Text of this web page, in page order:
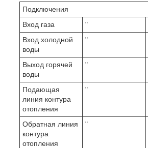
Подключения
Вход газа
"
Вход холодной
воды
"
Выход горячей
воды
"
Подающая
линия контура
отопления
"
Обратная линия
контура
отопления
"